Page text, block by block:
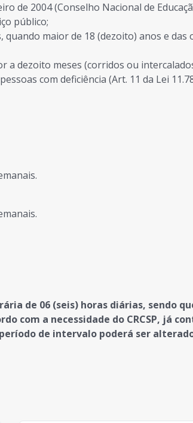
de 2004 (Conselho Nacional de
público;
quando maior de 18 (dezoito) anos e
dezoito meses (corridos ou
com deficiência (Art. 11 da Lei
de 06 (seis) horas diárias, sendo
com a necessidade do CRCSP, já
de intervalo poderá ser